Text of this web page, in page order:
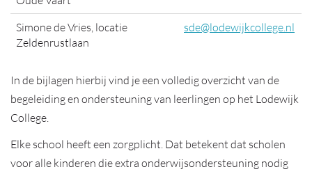
Simone de Vries, locatie
Zeldenrustlaan
sde@lodewijkcollege.nl
In de bijlagen hierbij vind je een volledig overzicht van de
begeleiding en ondersteuning van leerlingen op het Lodewijk
College.
Elke school heeft een zorgplicht. Dat betekent dat scholen
voor alle kinderen die extra onderwijsondersteuning nodig